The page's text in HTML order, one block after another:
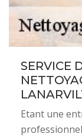
SERVICE
Etant une